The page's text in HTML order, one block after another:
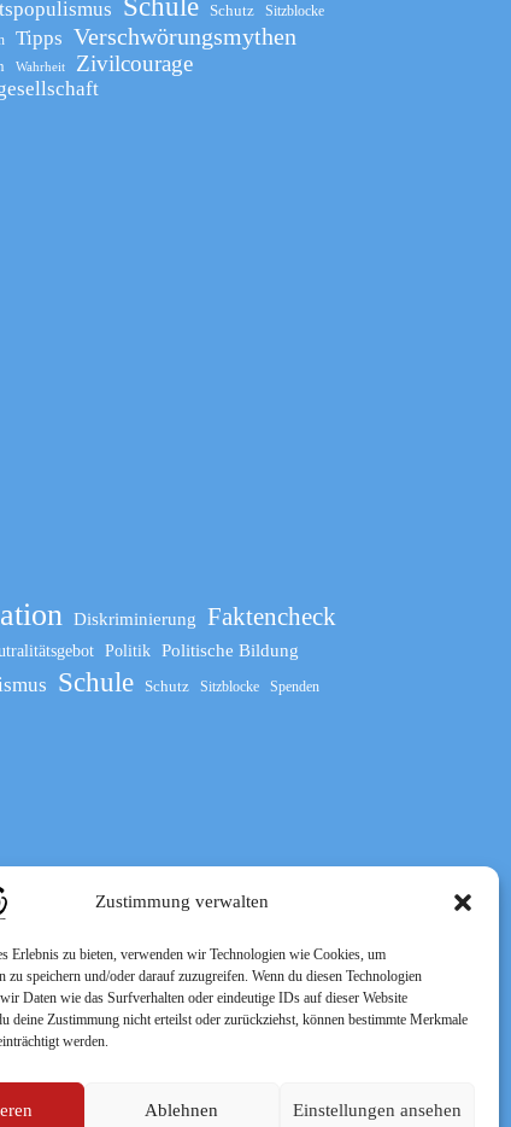
Zustimmung verwalten
Erlebnis zu bieten, verwenden wir Technologien wie Cookies, um
zu speichern und/oder darauf zuzugreifen. Wenn du diesen Technologien
Daten wie das Surfverhalten oder eindeutige IDs auf dieser Website
deine Zustimmung nicht erteilst oder zurückziehst, können bestimmte Merkmale
werden.
Ablehnen Einstellungen ansehen
Schutz
Sitzblocke
Tipps Verschwörungsmythen
Wahrheit Zivilcourage
Diskriminierung Faktencheck
Politik Politische Bildung
Schule Schutz Sitzblocke Spenden